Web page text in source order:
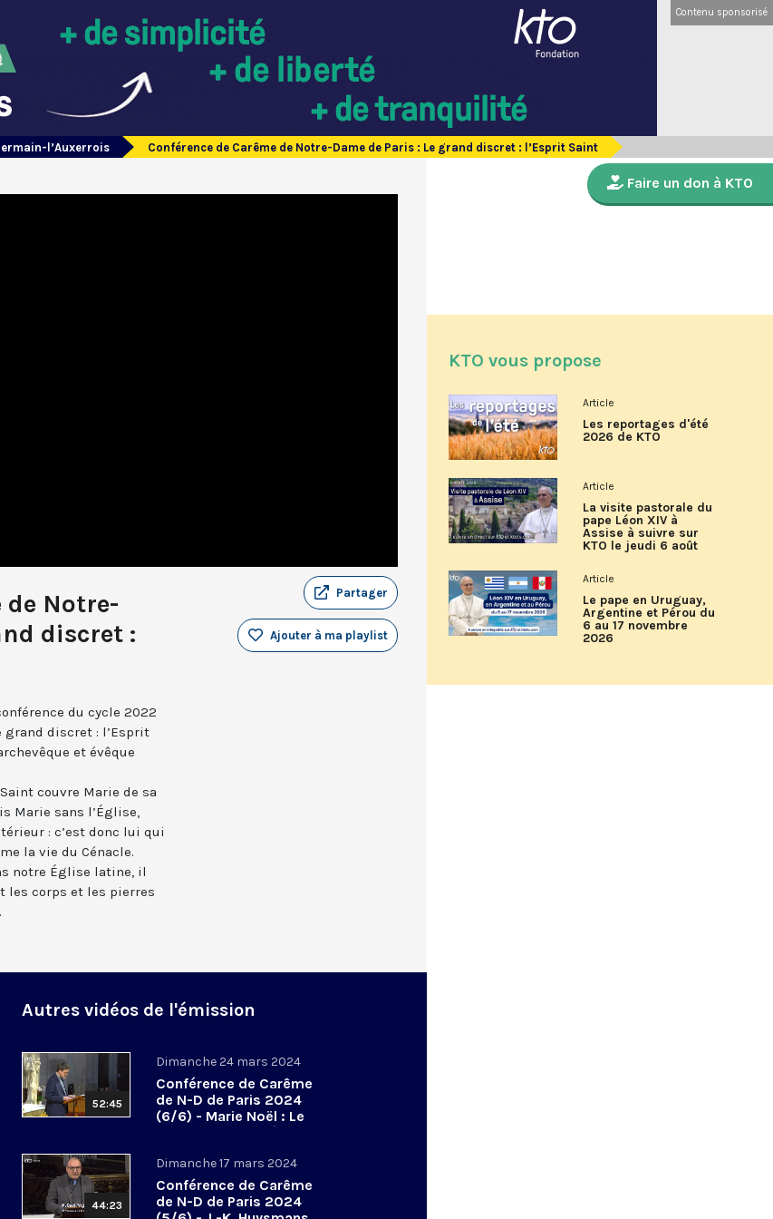
Contenu sponsorisé
l’Auxerrois Conférence de Carême de Notre-Dame de Paris : Le grand discret : l’Esprit Saint
de Notre-
discret :
Partager
Ajouter à ma playlist
du cycle 2022
grand discret : l’Esprit
et évêque
couvre Marie de sa
Marie sans l’Église,
: c’est donc lui qui
la vie du Cénacle.
notre Église latine, il
les corps et les pierres
Autres vidéos de l'émission
52:45
Dimanche 24 mars 2024
Conférence de Carême
de N-D de Paris 2024
(6/6) - Marie Noël : Le
don de Dieu au péril
44:23
Dimanche 17 mars 2024
Conférence de Carême
de N-D de Paris 2024
Faire un don à KTO
KTO vous propose
Article
Les reportages d'été
2026 de KTO
Article
La visite pastorale du
pape Léon XIV à
Assise à suivre sur
KTO le jeudi 6 août
Article
Le pape en Uruguay,
Argentine et Pérou du
6 au 17 novembre
2026